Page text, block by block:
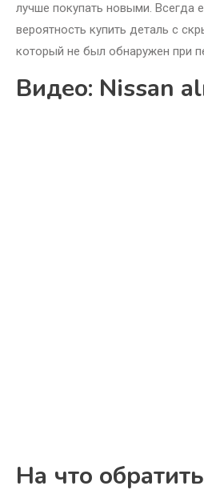
лучше покупать новыми. Всегда
вероятность купить деталь с
который не был обнаружен при
Видео: Nissan
На что